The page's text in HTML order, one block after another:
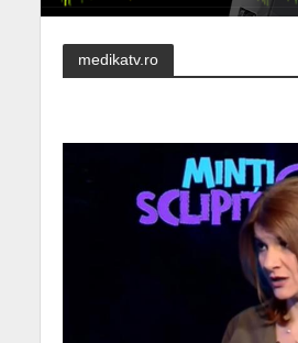
medikatv.ro